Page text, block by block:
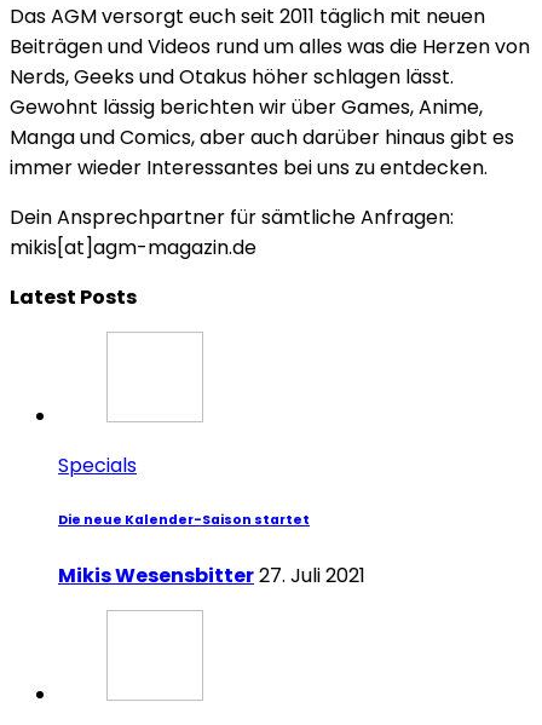
Das AGM versorgt euch seit 2011 täglich mit neuen
Beiträgen und Videos rund um alles was die Herzen von
Nerds, Geeks und Otakus höher schlagen lässt.
Gewohnt lässig berichten wir über Games, Anime,
Manga und Comics, aber auch darüber hinaus gibt es
immer wieder Interessantes bei uns zu entdecken.
Dein Ansprechpartner für sämtliche Anfragen:
mikis[at]agm-magazin.de
Latest Posts
Specials
Die neue Kalender-Saison startet
Mikis Wesensbitter27. Juli 2021